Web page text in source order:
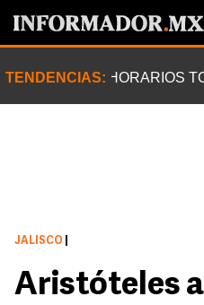
TENDENCIAS: HORARIOS
JALISCO
Aristóteles